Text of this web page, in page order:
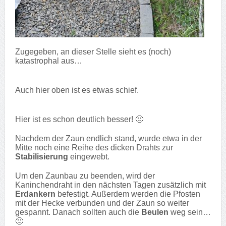
Zugegeben, an dieser Stelle sieht es (noch)
katastrophal aus…
Auch hier oben ist es etwas schief.
Hier ist es schon deutlich besser! 🙂
Nachdem der Zaun endlich stand, wurde etwa in der
Mitte noch eine Reihe des dicken Drahts zur
Stabilisierung eingewebt.
Um den Zaunbau zu beenden, wird der
Kaninchendraht in den nächsten Tagen zusätzlich mit
Erdankern befestigt. Außerdem werden die Pfosten
mit der Hecke verbunden und der Zaun so weiter
gespannt. Danach sollten auch die Beulen weg sein…
🙂